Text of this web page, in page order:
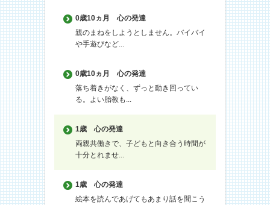
0歳10ヵ月
心の発達
親のまねをしようとしません。バイバイ
や手遊びなど...
0歳10ヵ月
心の発達
落ち着きがなく、ずっと動き回ってい
る。よい胎教も...
1歳
心の発達
両親共働きで、子どもと向き合う時間が
十分とれませ...
1歳
心の発達
絵本を読んであげてもあまり話を聞こう